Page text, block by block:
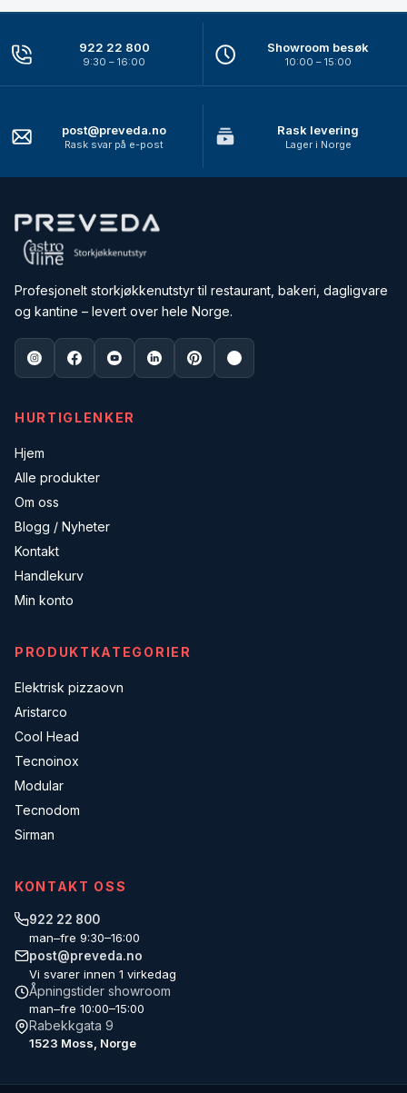
922 22 800
9:30 – 16:00
Showroom besøk
10:00 – 15:00
post@preveda.no
Rask svar på e-post
Rask levering
Lager i Norge
Profesjonelt storkjøkkenutstyr til restaurant, bakeri, dagligvare
og kantine – levert over hele Norge.
HURTIGLENKER
Hjem
Alle produkter
Om oss
Blogg / Nyheter
Kontakt
Handlekurv
Min konto
PRODUKTKATEGORIER
Elektrisk pizzaovn
Aristarco
Cool Head
Tecnoinox
Modular
Tecnodom
Sirman
KONTAKT OSS
922 22 800
man–fre 9:30–16:00
post@preveda.no
Vi svarer innen 1 virkedag
Åpningstider showroom
man–fre 10:00–15:00
Rabekkgata 9
1523 Moss, Norge